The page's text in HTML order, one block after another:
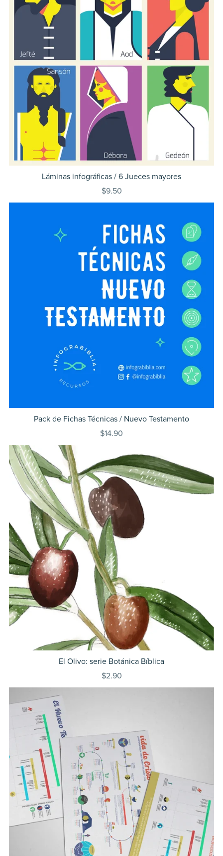
Láminas infográficas / 6 Jueces mayores
$9.50
Pack de Fichas Técnicas / Nuevo Testamento
$14.90
El Olivo: serie Botánica Bíblica
$2.90